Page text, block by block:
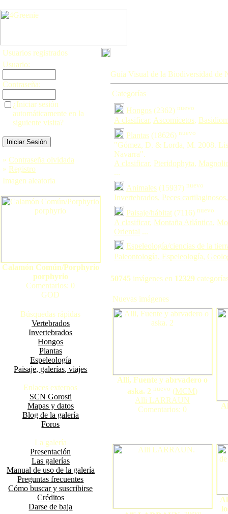
Usuarios registrados
Usuario:
Contraseña:
¿Iniciar sesión
automáticamente en la
siguiente visita?
» Contraseña olvidada
» Registro
Imagen aleatoria
Calamón Común/Porphyrio
porphyrio
Comentarios: 0
GOD
Búsquedas rápidas
Vertebrados
Invertebrados
Hongos
Plantas
Espeleología
Paisaje, galerías, viajes
Enlaces externos
SCN Gorosti
Mapas y datos
Blog de la galería
Foros
La galería
Presentación
Las galerías
Manual de uso de la galería
Preguntas frecuentes
Cómo buscar y suscribirse
Créditos
Darse de baja
Guía Visual de la Biodiversidad de
Categorías
Hongos (2362) nuevo
A clasificar, Ascomicetos,
Plantas (18626) nuevo
"Gómez, D. & Lorda, M. 2008.
Navarra".
A clasificar, Pteridophyta,
...
Animales (15937) nuevo
Invertebrados, Peces cartilaginosos
Paisaje/hábitat (7116) nuevo
A clasificar, Montaña Atlántica,
Oriental ...
Espeleología/ciencias de la
Paleontología, Espeleología,
50745 imágenes en 12329
Nuevas imágenes
Alli, Fuente y abrvadero o
aska. 2 nuevo (MCM)
Alli LARRAUN
Comentarios: 0